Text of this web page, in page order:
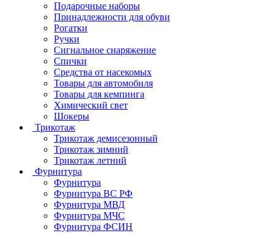
Подарочные наборы
Принадлежности для обуви
Рогатки
Ручки
Сигнальное снаряжение
Спички
Средства от насекомых
Товары для автомобиля
Товары для кемпинга
Химический свет
Шокеры
Трикотаж
Трикотаж демисезонный
Трикотаж зимний
Трикотаж летний
Фурнитура
Фурнитура
Фурнитура ВС РФ
Фурнитура МВД
Фурнитура МЧС
Фурнитура ФСИН